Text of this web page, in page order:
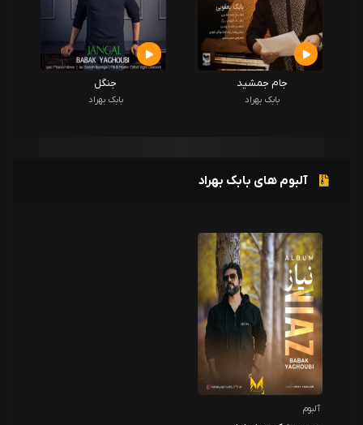
جام جمشید
بابک بهراد
جنگل
بابک بهراد
آلبوم های بابک بهراد
آلبوم